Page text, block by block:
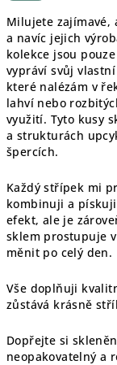
Milujete zajímavé,
a navíc jejich
kolekce jsou pouze
vypráví svůj
které nalézám v
lahví nebo
využití. Tyto kusy
a strukturách
špercích.
Každý střípek mi
kombinuji a
efekt, ale je
sklem prostupuje
měnit po celý den.
Vše doplňuji
zůstává krásně
Dopřejte si
neopakovatelný a